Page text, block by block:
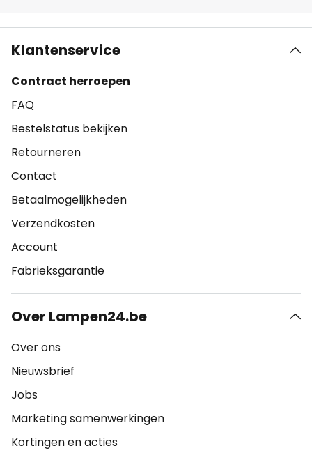
Klantenservice
Contract herroepen
FAQ
Bestelstatus bekijken
Retourneren
Contact
Betaalmogelijkheden
Verzendkosten
Account
Fabrieksgarantie
Over Lampen24.be
Over ons
Nieuwsbrief
Jobs
Marketing samenwerkingen
Kortingen en acties